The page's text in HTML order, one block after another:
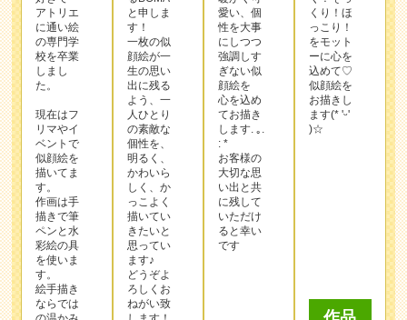
似顔絵を
描いてま
す。
作画は手
描きで筆
ペンと水
彩絵の具
を使いま
す。
絵手描き
ならでは
の温かみ
のある、
特徴をと
らえた作
品を目指
してま
す。
皆様に笑
顔で喜ん
で頂ける
明るく、
かわいら
しく、か
っこよく
描いてい
きたいと
思ってい
ます♪
どうぞよ
ろしくお
ねがい致
します！
お客様の
大切な思
い出と共
に残して
いただけ
ると幸い
です
作品